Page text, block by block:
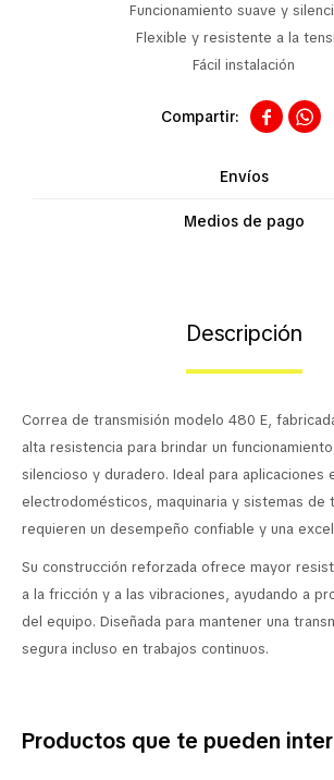
Funcionamiento suave y
Flexible y resistente a la
Fácil instalación
 
Envíos
Medios de pago
Descripción
Correa de transmisión modelo 480 E,
alta resistencia para brindar un
silencioso y duradero. Ideal para aplicaciones
electrodomésticos, maquinaria y sistemas de
requieren un desempeño confiable y una
Su construcción reforzada ofrece mayor
a la fricción y a las vibraciones, ayudando a
del equipo. Diseñada para mantener una
segura incluso en trabajos continuos.
Productos que te pueden
Limpieza vehícular